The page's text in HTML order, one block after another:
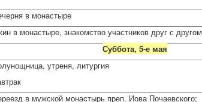
в монастыре
в монастыре, знакомство участников друг с другом
Суббота, 5-е мая
утреня, литургия
в мужской монастырь преп. Иова Почаевского;